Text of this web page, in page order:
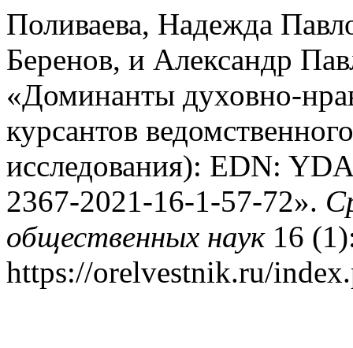
Поливаева, Надежда
Беренов, и Александр
«Доминанты духовно-
курсантов
исследования): EDN:
2367-2021-16-1-57-72».
общественных наук16
https://orelvestnik.ru/